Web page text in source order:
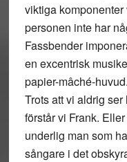
viktiga
personen inte har
Fassbender
en excentrisk
papier-mâché-
Trots att vi aldrig
förstår vi Frank.
underlig man som
sångare i det